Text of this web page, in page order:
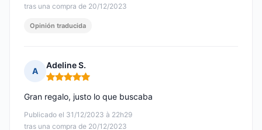
tras una compra de 20/12/2023
Opinión traducida
A
Adeline S.
Nota: 5 de 5
Publicado el 31/12/2023 à 22h29
tras una compra de 20/12/2023
Gran regalo, justo lo que buscaba